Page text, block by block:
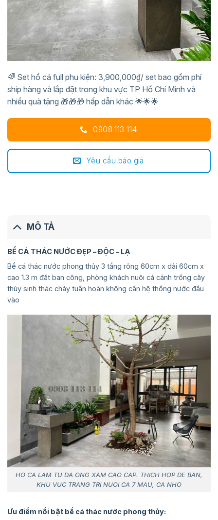
🌈 Set hồ cá full phụ kiện: 3,900,000₫/ set bao gồm phí
ship hàng và lắp đặt trong khu vực TP Hồ Chí Minh và
nhiều quà tặng 🎁🎁🎁 hấp dẫn khác 🌟🌟🌟
0908 113 114
Yêu cầu báo giá
MÔ TẢ
BỂ CÁ THÁC NƯỚC ĐẸP – ĐỘC – LẠ
Bể cá thác nước phong thủy 3 tầng rộng 60cm x dài 60cm x
cao 1.3 m đặt ban công, phòng khách nuôi cá cảnh trồng cây
thủy sinh thác chảy tuần hoàn không cần hệ thống nước đầu
vào
HO CA LAM TU DA ONG XAM CAO CAP. THICH HOP DE BAN,
KHU VUC TRANG TRI NUOI CA 7 MAU, CA NHO
Ưu điểm nổi bật bể cá thác nước phong thủy: